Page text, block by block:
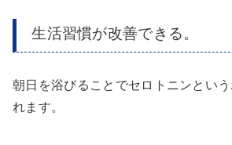
生活習慣が改善できる。
朝日を浴びることでセロトニンとい
れます。